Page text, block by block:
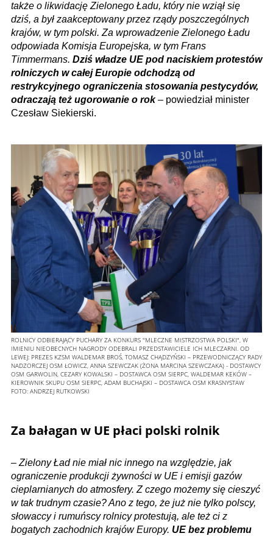
także o likwidację Zielonego Ładu, który nie wziął się
dziś, a był zaakceptowany przez rządy poszczególnych
krajów, w tym polski. Za wprowadzenie Zielonego Ładu
odpowiada Komisja Europejska, w tym Frans
Timmermans. Dziś władze UE pod naciskiem protestów
rolniczych w całej Europie odchodzą od
restrykcyjnego ograniczenia stosowania pestycydów,
odraczają też ugorowanie o rok– powiedział minister
Czesław Siekierski.
ROLNICY ODBIERAJĄCY PUCHARY ZA KONKURS "MLECZNE MISTRZOSTWA POLSKI", W
IMIENIU NIEOBECNYCH NAGRODY ODEBRALI PRZEDSTAWICIELE ICH MLECZARNI. OD
LEWEJ: PREZES KZSM WALDEMAR BROŚ, TOMASZ CHĄDZYŃSKI – PRZEWODNICZĄCY RADY
NADZORCZEJ OSM ŁOWICZ, ANNA SZEWCZAK (ŻONA MARCINA SZEWCZAKA) - DOSTAWCY
OSM GARWOLIN, CEZARY KOWALSKI – DOSTAWCA OSM SIERPC, WALDEMAR KEKÓW –
KIEROWNIK SKUPU OSM SIERPC, ADAM BUCHAJSKI – DOSTAWCA OSM KRASNYSTAW
FOTO: ANDRZEJ RUTKOWSKI
Za bałagan w UE płaci polski rolnik
– Zielony Ład nie miał nic innego na względzie, jak
ograniczenie produkcji żywności w UE i emisji gazów
cieplarnianych do atmosfery. Z czego możemy się cieszyć
w tak trudnym czasie? Ano z tego, że już nie tylko polscy,
słowaccy i rumuńscy rolnicy protestują, ale też ci z
bogatych zachodnich krajów Europy. UE bez problemu